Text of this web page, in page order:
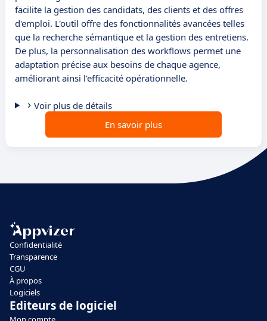
facilite la gestion des candidats, des clients et des offres
d'emploi. L'outil offre des fonctionnalités avancées telles
que la recherche sémantique et la gestion des entretiens.
De plus, la personnalisation des workflows permet une
adaptation précise aux besoins de chaque agence,
améliorant ainsi l'efficacité opérationnelle.
Voir plus de détails
En savoir plus
Confidentialité
Transparence
CGU
À propos
Logiciels
Editeurs de logiciel